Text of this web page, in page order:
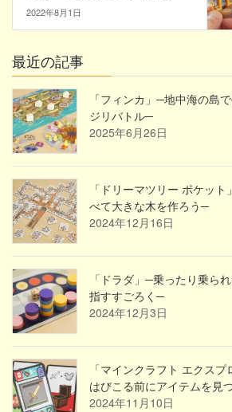
2022年8月1日
最近の記事
「フィンカ」─地中海の島
ジリバトル─
2025年6月26日
「ドリーマツリー ポケッ
べて大きな木を作ろう─
2024年12月16日
「ドラダ」─乗ったり乗ら
指すすごろく─
2024年12月3日
「マインクラフト エクス
はびこる前にアイテムを見
2024年11月10日